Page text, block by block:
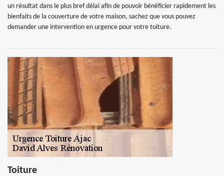
un résultat dans le plus bref délai afin de pouvoir bénéficier rapidement les
bienfaits de la couverture de votre maison, sachez que vous pouvez
demander une intervention en urgence pour votre toiture.
Toiture